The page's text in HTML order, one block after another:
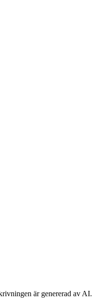
är genererad av AI.